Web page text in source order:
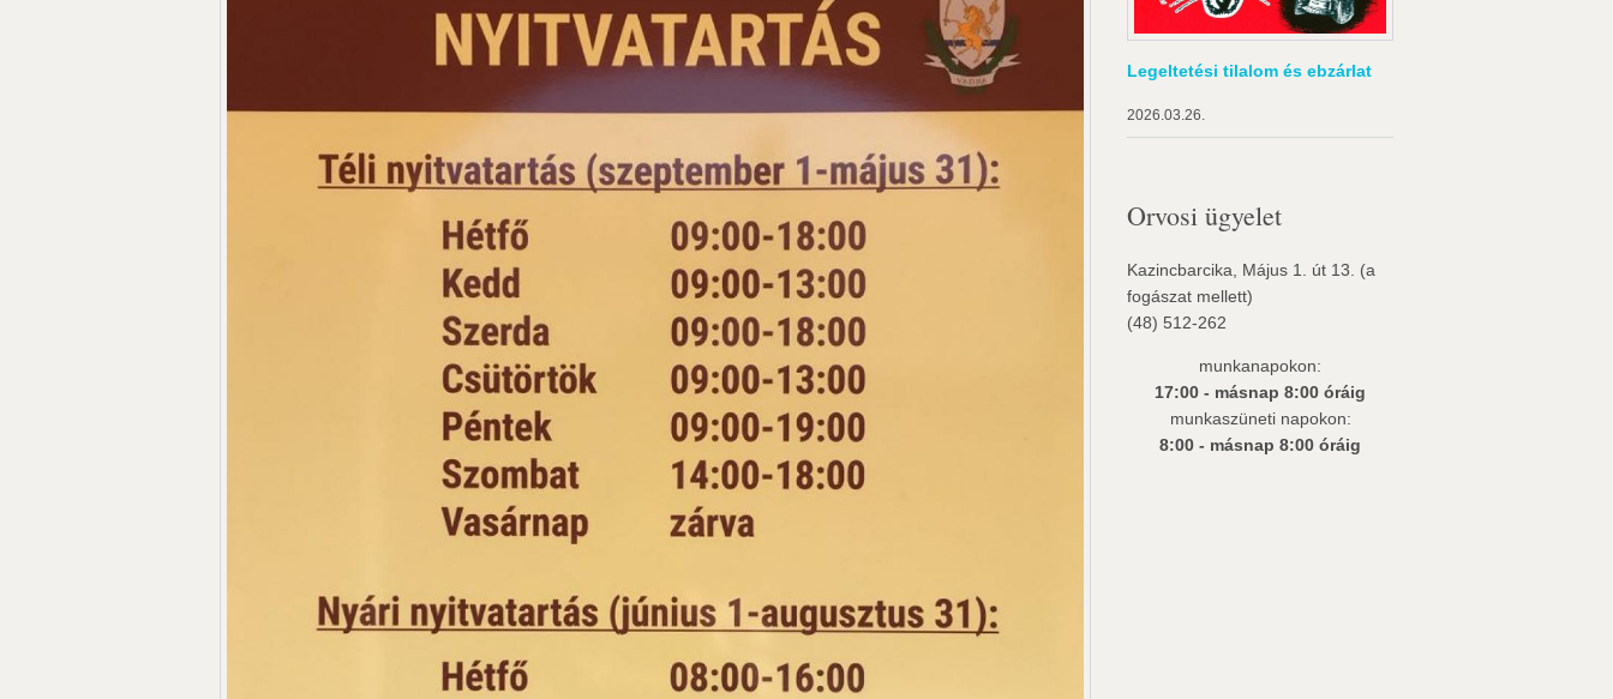
Legeltetési tilalom és ebzárlat
2026.03.26.
Orvosi ügyelet
Kazincbarcika, Május 1. út 13. (a
fogászat mellett)
(48) 512-262
munkanapokon:
17:00 - másnap 8:00 óráig
munkaszüneti napokon:
8:00 - másnap 8:00 óráig